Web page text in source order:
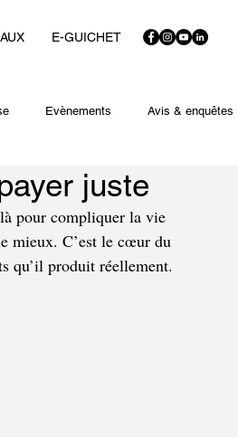
E-GUICHET
Evènements Avis & enquêtes
juste
pour compliquer la vie
mieux. C’est le cœur du
qu’il produit réellement.